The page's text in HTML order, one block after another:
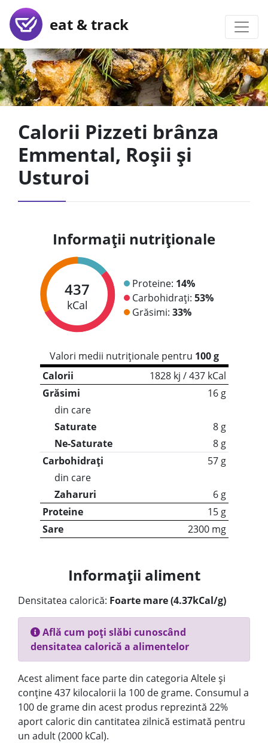
eat & track
Calorii Pizzeti brânza
Emmental, Roșii și
Usturoi
Informații nutriționale
437
kCal
Proteine: 14%
Carbohidrați: 53%
Grăsimi: 33%
Valori medii nutriționale pentru 100 g
Calorii
1828 kj / 437 kCal
Grăsimi
16 g
din care
Saturate
8 g
Ne-Saturate
8 g
Carbohidrați
57 g
din care
Zaharuri
6 g
Proteine
15 g
Sare
2300 mg
Informații aliment
Densitatea calorică: Foarte mare (4.37kCal/g)
Află cum poți slăbi cunoscând
densitatea calorică a alimentelor
Acest aliment face parte din categoria Altele și
conține 437 kilocalorii la 100 de grame. Consumul a
100 de grame din acest produs reprezintă 22%
aport caloric din cantitatea zilnică estimată pentru
un adult (2000 kCal).